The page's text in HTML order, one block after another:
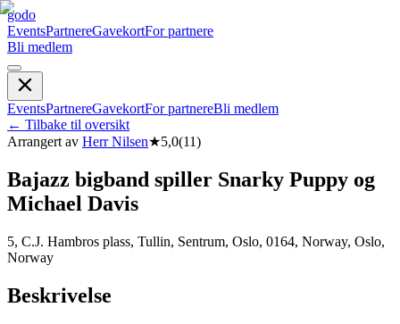
godo
EventsPartnereGavekortFor partnere
Bli medlem
EventsPartnereGavekortFor partnereBli medlem
← Tilbake til oversikt
Arrangert av Herr Nilsen★5,0(11)
Bajazz bigband spiller Snarky Puppy og
Michael Davis
5, C.J. Hambros plass, Tullin, Sentrum, Oslo, 0164, Norway, Oslo,
Norway
Beskrivelse